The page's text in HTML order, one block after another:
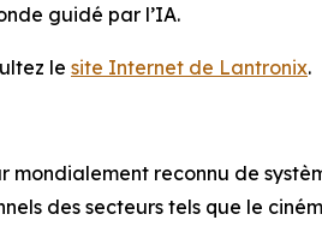
guidé par l’IA.
le site Internet de Lantronix.
mondialement reconnu de
des secteurs tels que le